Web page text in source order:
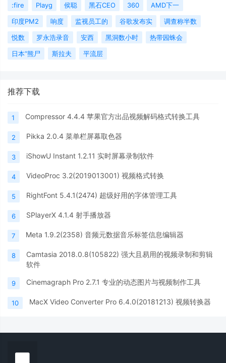
:fire
Playg 侯聪 黑石CEO 360
AMD下一
印度PM2
响度 监视员工的 谷歌发布实
调查称半数
悦数
罗永浩录音 安西 黑洞数小时
热带园蛛会
日本“熊尸
斯拉夫 平流层
推荐下载
1 Compressor 4.4.4 苹果官方出品视频解码格式转换工具
2 Pikka 2.0.4 菜单栏屏幕取色器
3 iShowU Instant 1.2.11 实时屏幕录制软件
4 VideoProc 3.2(2019013001) 视频格式转换
5 RightFont 5.4.1(2474) 超级好用的字体管理工具
6 SPlayerX 4.1.4 射手播放器
7 Meta 1.9.2(2358) 音频元数据音乐标签信息编辑器
8
Camtasia 2018.0.8(105822) 强大且易用的视频录制和剪辑
软件
9 Cinemagraph Pro 2.7.1 专业的动态图片与视频制作工具
10 MacX Video Converter Pro 6.4.0(20181213) 视频转换器